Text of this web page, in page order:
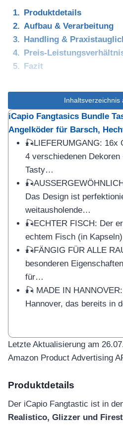
Produktdetails
Aufbau & Verarbeitung
Handling &
Preis-
Fazit
Inhaltsverzeichnis
iCapio Fangtasics Bundle
Angelköder für Barsch,
🎣LIEFERUMGANG: 16x
4 verschiedenen
Tasty…
Das Design ist
weitausholende…
🎣ECHTER FISCH: Der
echtem Fisch (in
🎣FÄNGIG FÜR ALLE
besonderen
für…
🎣 MADE IN
Hannover, das bereits in
Letzte Aktualisierung am
Amazon Product Advertising
Produktdetails
Der iCapio Fangtastic ist in
Realistico, Glizzer und